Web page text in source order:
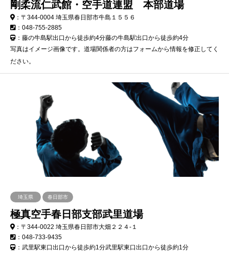
剛柔流仁武館・空手道連盟 本部道場
：〒344-0004 埼玉県春日部市牛島１５５６
：048-755-2885
：藤の牛島駅出口から徒歩約4分藤の牛島駅出口から徒歩約4分
写真はイメージ画像です。道場関係者の方はフォームから情報を修正してく
ださい。
埼玉県 春日部市
極真空手春日部支部武里道場
：〒344-0022 埼玉県春日部市大畑２２４-１
：048-733-9435
：武里駅東口出口から徒歩約1分武里駅東口出口から徒歩約1分